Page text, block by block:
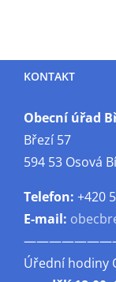
KONTAKT
Obecní úřad
Březí 57
594 53 Osová
Telefon: +420
E-mail:
Úřední hodiny